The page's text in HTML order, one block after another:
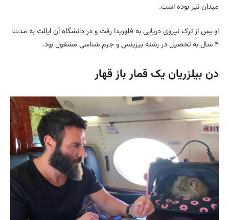
میدان تیر بوده است.
او پس از ترک نیروی دریایی به فلوریدا رفت و در دانشگاه آن ایالت به مدت
۴ سال به تحصیل در رشته بیزینس و جرم شناسی مشغول بود.
دن بیلزریان یک قمار باز قهار